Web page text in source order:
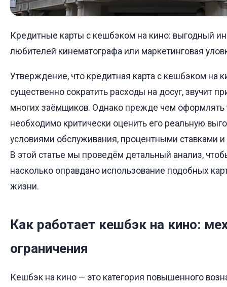
Кредитные карты с кешбэком на кино: выгодный
любителей кинематографа или маркетинговая
Утверждение, что кредитная карта с кешбэком на
существенно сократить расходы на досуг, звучит
многих заёмщиков. Однако прежде чем оформлять
необходимо критически оценить его реальную
условиями обслуживания, процентными ставками
В этой статье мы проведём детальный анализ,
насколько оправдано использование подобных
жизни.
Как работает кешбэк на кино:
ограничения
Кешбэк на кино — это категория повышенного